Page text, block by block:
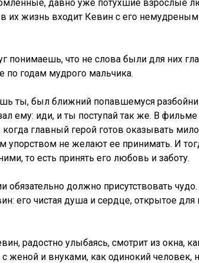
давно уже потухшие взрослые
их жизнь входит Кевин с его
понимаешь, что не слова были для них
по годам мудрого мальчика.
ты, был ближний попавшемуся
ему: иди, и ты поступай так же. В
когда главный герой готов оказывать
не желают ее принимать. И
то есть принять его любовь и заботу.
обязательно должно присутствовать
его чистая душа и сердце, открытое для
радостно улыбаясь, смотрит из окна,
женой и внуками, как одинокий человек,